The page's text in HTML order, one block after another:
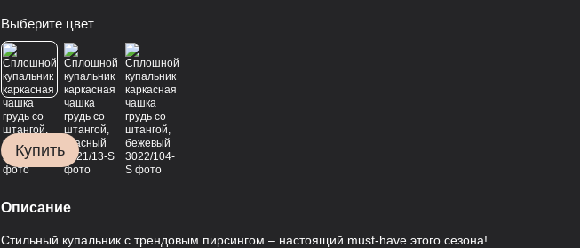
Выберите цвет
Купить
Описание
Стильный купальник с трендовым пирсингом – настоящий must-have этого сезона!